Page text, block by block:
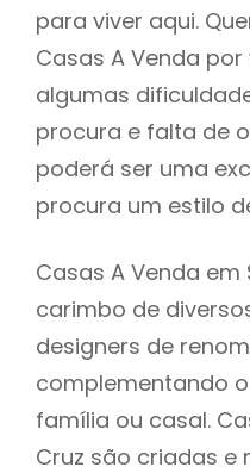
para viver aqui.
Casas A Venda
algumas
procura e falta de
poderá ser uma
procura um estilo
Casas A Venda
carimbo de
designers de
complementando
família ou casal.
Cruz são criadas e